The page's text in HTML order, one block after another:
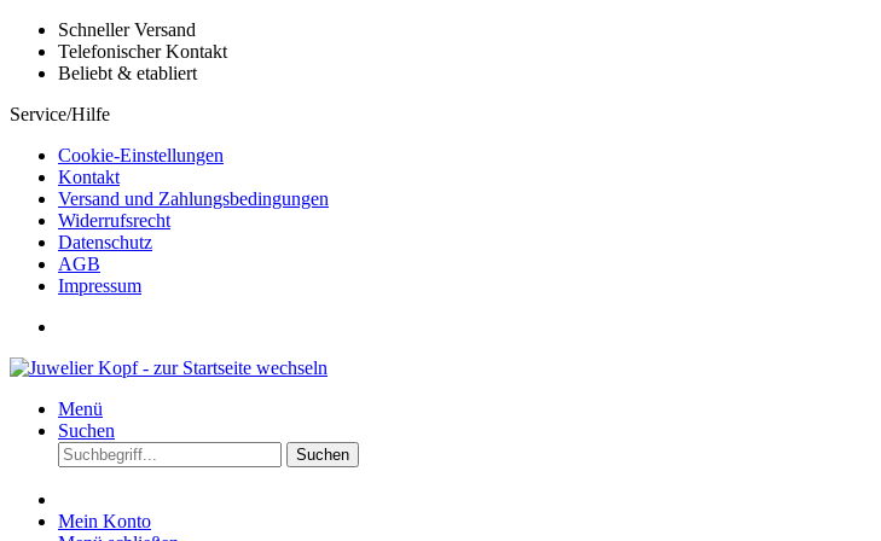
Schneller Versand
Telefonischer Kontakt
Beliebt & etabliert
Service/Hilfe
Cookie-Einstellungen
Kontakt
Versand und Zahlungsbedingungen
Widerrufsrecht
Datenschutz
AGB
Impressum
Menü
Suchen
Suchen
Mein Konto